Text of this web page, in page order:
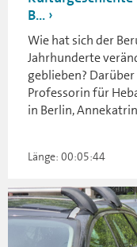
B...
Wie hat sich der
Jahrhunderte
geblieben?
Professorin für
in Berlin,
Länge: 00:05:44